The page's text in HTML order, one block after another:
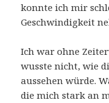
konnte ich mir
Geschwindigkeit
Ich war ohne
wusste nicht, wie
aussehen würde.
die mich stark an